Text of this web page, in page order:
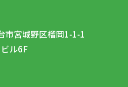
市宮城野区榴岡1-1-1
ル6F